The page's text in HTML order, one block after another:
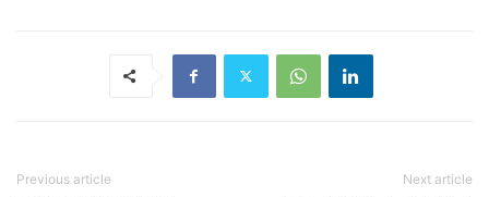
Previous article Next article